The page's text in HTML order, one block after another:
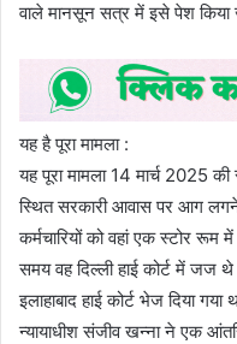
वाले मानसून सत्र में इसे पेश किया
यह है पूरा मामला :
यह पूरा मामला 14 मार्च 2025
स्थित सरकारी आवास पर आग
कर्मचारियों को वहां एक स्टोर रूम
समय वह दिल्ली हाई कोर्ट में जज
इलाहाबाद हाई कोर्ट भेज दिया
न्यायाधीश संजीव खन्ना ने एक